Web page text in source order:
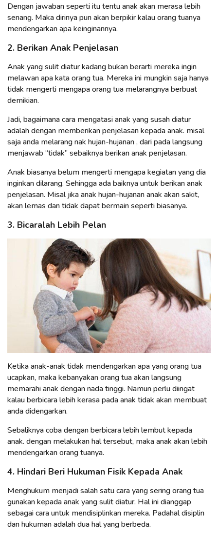
Dengan jawaban seperti itu tentu anak akan merasa lebih
senang. Maka dirinya pun akan berpikir kalau orang tuanya
mendengarkan apa keinginannya.
2. Berikan Anak Penjelasan
Anak yang sulit diatur kadang bukan berarti mereka ingin
melawan apa kata orang tua. Mereka ini mungkin saja hanya
tidak mengerti mengapa orang tua melarangnya berbuat
demikian.
Jadi, bagaimana cara mengatasi anak yang susah diatur
adalah dengan memberikan penjelasan kepada anak. misal
saja anda melarang nak hujan-hujanan , dari pada langsung
menjawab “tidak” sebaiknya berikan anak penjelasan.
Anak biasanya belum mengerti mengapa kegiatan yang dia
inginkan dilarang. Sehingga ada baiknya untuk berikan anak
penjelasan. Misal jika anak hujan-hujanan anak akan sakit,
akan lemas dan tidak dapat bermain seperti biasanya.
3. Bicaralah Lebih Pelan
Ketika anak-anak tidak mendengarkan apa yang orang tua
ucapkan, maka kebanyakan orang tua akan langsung
memarahi anak dengan nada tinggi. Namun perlu diingat
kalau berbicara lebih kerasa pada anak tidak akan membuat
anda didengarkan.
Sebaliknya coba dengan berbicara lebih lembut kepada
anak. dengan melakukan hal tersebut, maka anak akan lebih
mendengarkan orang tuanya.
4. Hindari Beri Hukuman Fisik Kepada Anak
Menghukum menjadi salah satu cara yang sering orang tua
gunakan kepada anak yang sulit diatur. Hal ini dianggap
sebagai cara untuk mendisiplinkan mereka. Padahal disiplin
dan hukuman adalah dua hal yang berbeda.